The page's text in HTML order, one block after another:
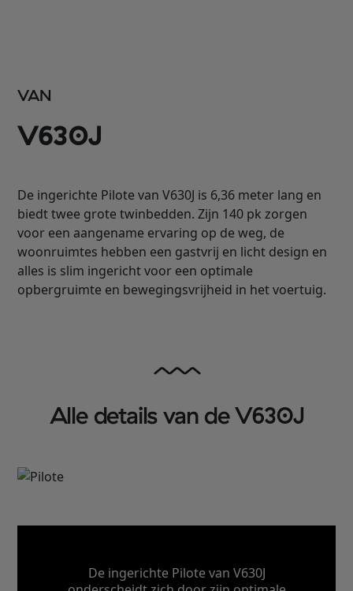
VAN
V630J
De ingerichte Pilote van V630J is 6,36 meter lang en
biedt twee grote twinbedden. Zijn 140 pk zorgen
voor een aangename ervaring op de weg, de
woonruimtes hebben een gastvrij en licht design en
alles is slim ingericht voor een optimale
opbergruimte en bewegingsvrijheid in het voertuig.
Alle details van de V630J
De ingerichte Pilote van V630J